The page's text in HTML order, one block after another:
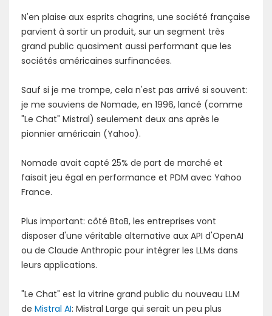
N'en plaise aux esprits chagrins, une société française
parvient à sortir un produit, sur un segment très
grand public quasiment aussi performant que les
sociétés américaines surfinancées.
Sauf si je me trompe, cela n'est pas arrivé si souvent:
je me souviens de Nomade, en 1996, lancé (comme
"Le Chat" Mistral) seulement deux ans après le
pionnier américain (Yahoo).
Nomade avait capté 25% de part de marché et
faisait jeu égal en performance et PDM avec Yahoo
France.
Plus important: côté BtoB, les entreprises vont
disposer d'une véritable alternative aux API d'OpenAI
ou de Claude Anthropic pour intégrer les LLMs dans
leurs applications.
"Le Chat" est la vitrine grand public du nouveau LLM
de Mistral AI: Mistral Large qui serait un peu plus